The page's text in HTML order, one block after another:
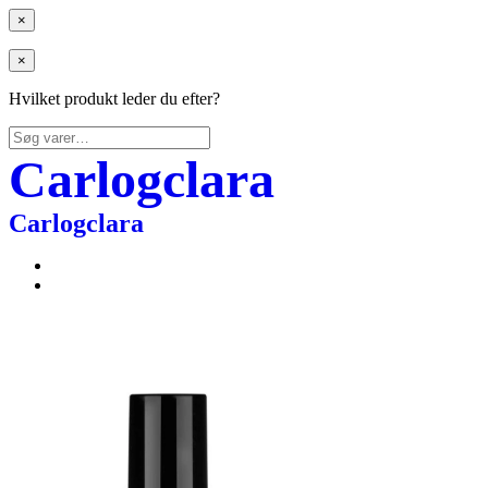
×
×
Hvilket produkt leder du efter?
Søg
efter:
Carlogclara
Carlogclara